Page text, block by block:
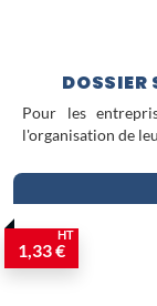
DOSSIER
Pour les
l'organisation de
1,33 €
HT